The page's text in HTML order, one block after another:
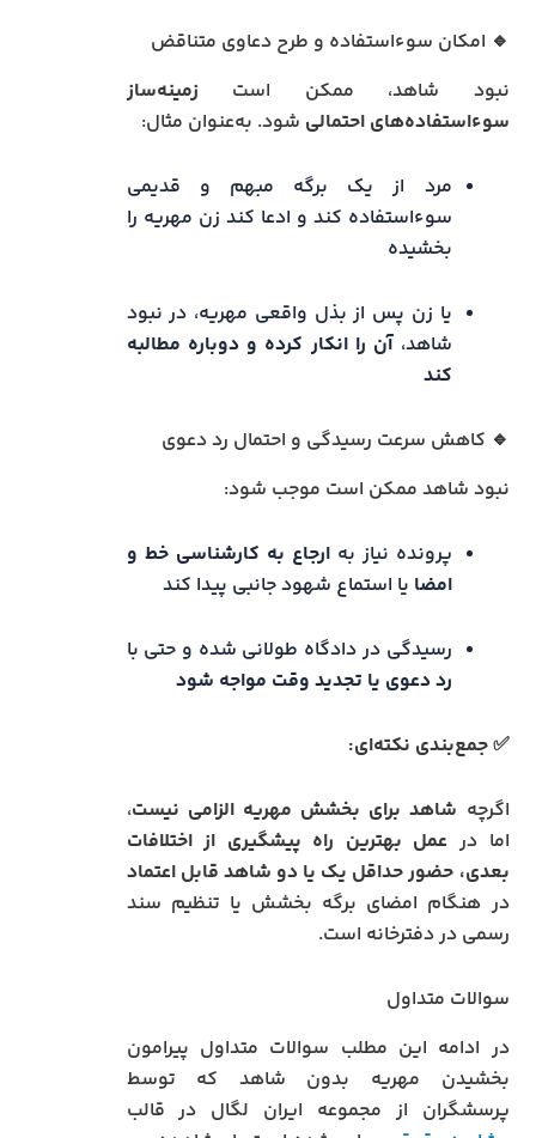
🔹 امکان سوءاستفاده و طرح دعاوی متناقض
نبود شاهد، ممکن است زمینه‌ساز
سوء‌استفاده‌های احتمالی شود. به‌عنوان مثال:
مرد از یک برگه مبهم و قدیمی
سوءاستفاده کند و ادعا کند زن مهریه را
بخشیده
یا زن پس از بذل واقعی مهریه، در نبود
شاهد،آن را انکار کرده و دوباره مطالبه
کند
🔹 کاهش سرعت رسیدگی و احتمال رد دعوی
نبود شاهد ممکن است موجب شود:
پرونده نیاز بهارجاع به کارشناسی خط و
امضا یا استماع شهود جانبی پیدا کند
رسیدگی در دادگاه طولانی شده و حتی با
رد دعوی یا تجدید وقت مواجه شود
✅ جمع‌بندی نکته‌ای:
اگرچه شاهد برای بخشش مهریه الزامی نیست،
اما در عمل بهترین راه پیشگیری از اختلافات
بعدی، حضور حداقل یک یا دو شاهد قابل اعتماد
در هنگام امضای برگه بخشش یا تنظیم سند
رسمی در دفترخانه است.
سوالات متداول
در ادامه این مطلب سوالات متداول پیرامون
بخشیدن مهریه بدون شاهد که توسط
پرسشگران از مجموعه ایران لگال در قالب